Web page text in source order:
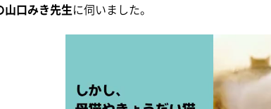
山口みき先生に伺いました。